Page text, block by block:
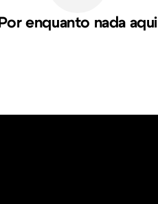
Por enquanto nada aqui